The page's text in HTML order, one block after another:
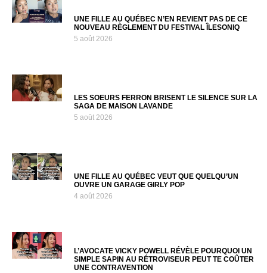
UNE FILLE AU QUÉBEC N’EN REVIENT PAS DE CE
NOUVEAU RÈGLEMENT DU FESTIVAL ÎLESONIQ
5 août 2026
LES SOEURS FERRON BRISENT LE SILENCE SUR LA
SAGA DE MAISON LAVANDE
5 août 2026
UNE FILLE AU QUÉBEC VEUT QUE QUELQU’UN
OUVRE UN GARAGE GIRLY POP
4 août 2026
L’AVOCATE VICKY POWELL RÉVÈLE POURQUOI UN
SIMPLE SAPIN AU RÉTROVISEUR PEUT TE COÛTER
UNE CONTRAVENTION